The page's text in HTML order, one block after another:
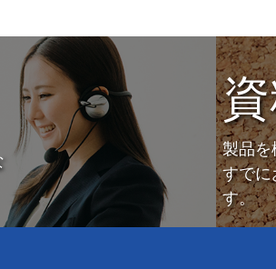
製品を
すでに
す。